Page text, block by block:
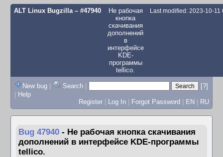
ALT Linux Bugzilla– #47940
Не рабочая
кнопка
скачивания
дополнений
в
интерфейсе
KDE-
программы
tellico.
Last modified: 2023-10-11
New bug | Search |
[?]
| Help
Register | Log In | Forgot Password | EN | RU
Bug 47940 - Не рабочая кнопка скачивания
дополнений в интерфейсе KDE-программы
tellico.